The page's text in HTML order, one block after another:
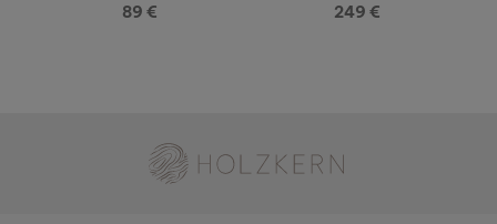
89 € 249 €